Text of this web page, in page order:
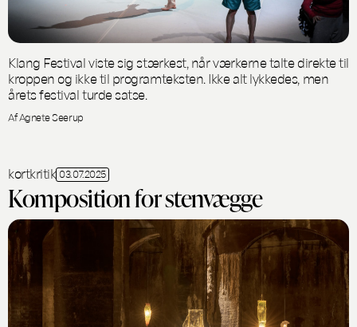
Klang Festival viste sig stærkest, når værkerne talte direkte til
kroppen og ikke til programteksten. Ikke alt lykkedes, men
årets festival turde satse.
Af Agnete Seerup
kortkritik 03.07.2025
Komposition for stenvægge